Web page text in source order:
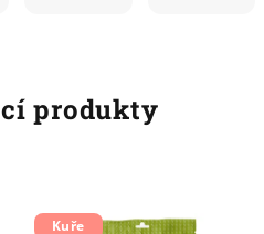
produkty
Kuře